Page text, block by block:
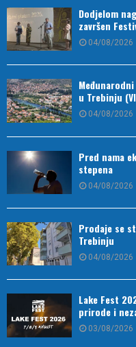
Dodjelom
završen
04/08/2026
u Trebinju
04/08/2026
Pred nama
stepena
04/08/2026
Prodaje se
Trebinju
04/08/2026
Lake Fest
prirode i
03/08/2026